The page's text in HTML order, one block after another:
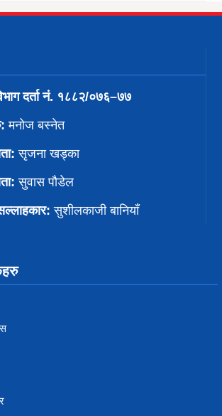
दर्ता नं. १८८२/०७६–७७
मनोज बस्नेत
सृजना खड्का
सुवास पाैडेल
सुशीलकाजी बानियाँ